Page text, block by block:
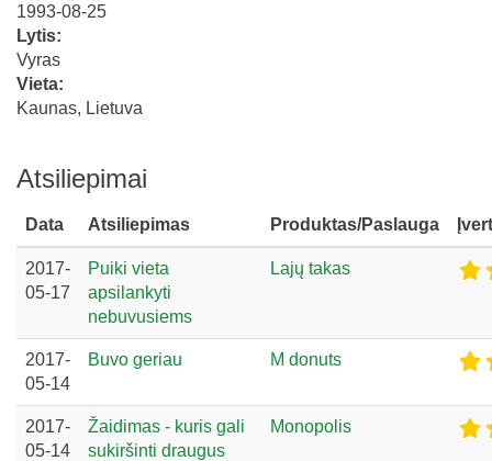
1993-08-25
Lytis:
Vyras
Vieta:
Kaunas, Lietuva
Atsiliepimai
Data Atsiliepimas Produktas/Paslauga
2017-
05-17
Puiki vieta
apsilankyti
nebuvusiems
Lajų takas
2017-
05-14
Buvo geriau M donuts
2017-
05-14
Žaidimas - kuris gali
sukiršinti draugus
Monopolis